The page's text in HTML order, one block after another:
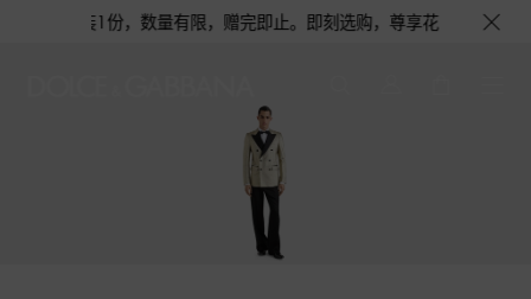
套装1份，数量有限，赠完即止。即刻选购，尊享花呗至高12期